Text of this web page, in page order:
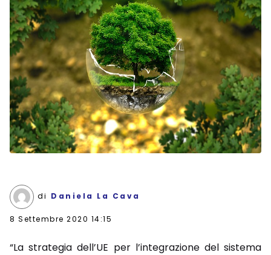
di Daniela La Cava
8 Settembre 2020 14:15
“La strategia dell’UE per l’integrazione del sistema